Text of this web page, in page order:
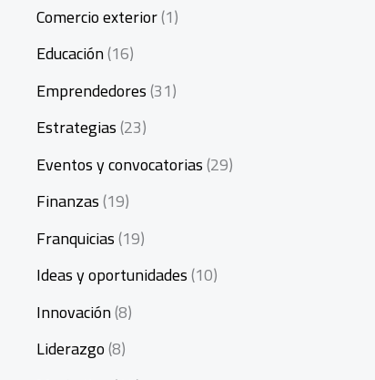
Comercio exterior(1)
Educación(16)
Emprendedores(31)
Estrategias(23)
Eventos y convocatorias(29)
Finanzas(19)
Franquicias(19)
Ideas y oportunidades(10)
Innovación(8)
Liderazgo(8)